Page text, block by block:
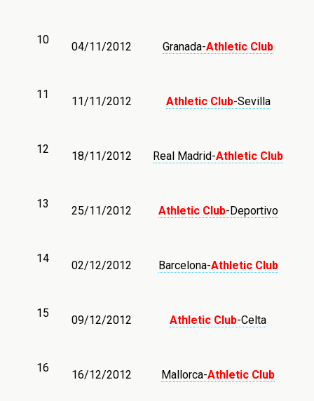
10
04/11/2012 Granada-Athletic Club
11
11/11/2012 Athletic Club-Sevilla
12
18/11/2012 Real Madrid-Athletic Club
13
25/11/2012 Athletic Club-Deportivo
14
02/12/2012 Barcelona-Athletic Club
15
09/12/2012 Athletic Club-Celta
16
16/12/2012 Mallorca-Athletic Club